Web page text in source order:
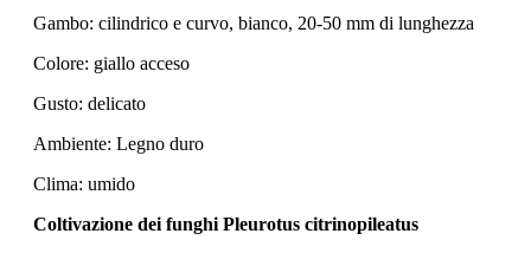
Gambo: cilindrico e curvo, bianco, 20-50 mm di lunghezza
Colore: giallo acceso
Gusto: delicato
Ambiente: Legno duro
Clima: umido
Coltivazione dei funghi Pleurotus citrinopileatus